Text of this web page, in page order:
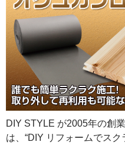
DIY STYLE が2005年の創
は、“DIY リフォームでス